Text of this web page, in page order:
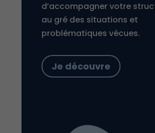
d’accompagner votre
au gré des situations et
problématiques vécues.
Je découvre